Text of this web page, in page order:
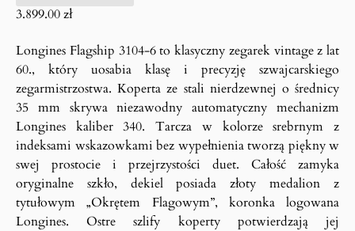
3.899.00zł
Longines Flagship 3104-6 to klasyczny zegarek vintage z lat
60., który uosabia klasę i precyzję szwajcarskiego
zegarmistrzostwa. Koperta ze stali nierdzewnej o średnicy
35 mm skrywa niezawodny automatyczny mechanizm
Longines kaliber 340. Tarcza w kolorze srebrnym z
indeksami wskazowkami bez wypełnienia tworzą piękny w
swej prostocie i przejrzystości duet. Całość zamyka
oryginalne szkło, dekiel posiada złoty medalion z
tytułowym „Okrętem Flagowym”, koronka logowana
Longines. Ostre szlify koperty potwierdzają jej